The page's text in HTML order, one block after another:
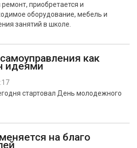
приобретается и
оборудование, мебель и
занятий в школе.
как
идеями
стартовал День молодежного
на благо